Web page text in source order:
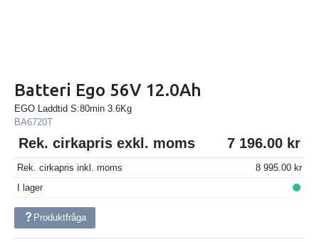
Batteri Ego 56V 12.0Ah
EGO Laddtid S:80min 3.6Kg
BA6720T
Rek. cirkapris exkl. moms 7 196.00
Rek. cirkapris inkl. moms
8 995.00
I lager
Produktfråga